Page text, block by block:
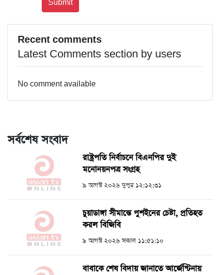
Recent comments
Latest Comments section by users
No comment available
সর্বশেষ সংবাদ
রাষ্ট্রপতি নির্বাচনে বিএনপির দুই
মনোনয়নপত্র সংগ্রহ
৯ আগস্ট ২০২৬ দুপুর ১২:১২:৩১
চুয়াডাঙ্গা সীমান্তে পুশইনের চেষ্টা, প্রতিহত
করল বিজিবি
৯ আগস্ট ২০২৬ সকাল ১১:৫১:১০
বাবাকে শেষ বিদায় জানাতে আর্জেন্টিনায়